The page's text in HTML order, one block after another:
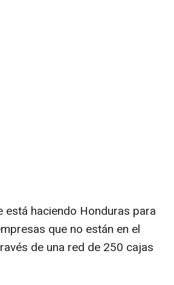
haciendo Honduras para
que no están en el
de una red de 250 cajas